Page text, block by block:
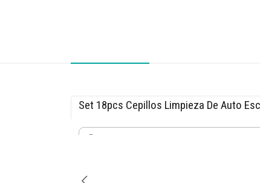
-15% OFF
Set 18pcs Cepillos Limpieza De Auto
$25.490$29.990